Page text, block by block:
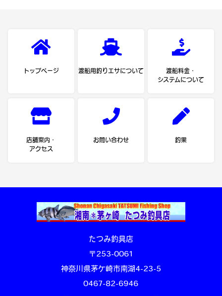
トップページ 渡船用釣りエサについて
渡船料金・
システムについて
店舗案内・
アクセス
お問い合わせ 釣果
たつみ釣具店
〒253-0061
神奈川県茅ケ崎市南湖4-23-5
0467-82-6946